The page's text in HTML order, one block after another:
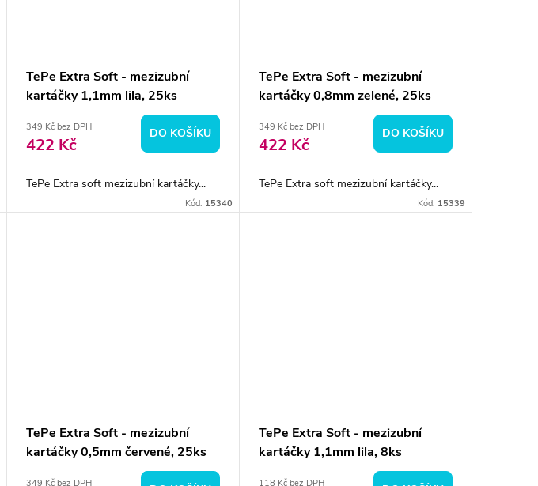
TePe Extra Soft - mezizubní
kartáčky 1,1mm lila, 25ks
349 Kč bez DPH
422 Kč
DO KOŠÍKU
TePe Extra soft mezizubní kartáčky...
Kód: 15340
TePe Extra Soft - mezizubní
kartáčky 0,8mm zelené, 25ks
349 Kč bez DPH
422 Kč
DO KOŠÍKU
TePe Extra soft mezizubní kartáčky...
Kód: 15339
TePe Extra Soft - mezizubní
kartáčky 0,5mm červené, 25ks
349 Kč bez DPH
TePe Extra Soft - mezizubní
kartáčky 1,1mm lila, 8ks
118 Kč bez DPH